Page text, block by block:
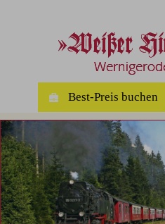
Best-Preis buchen